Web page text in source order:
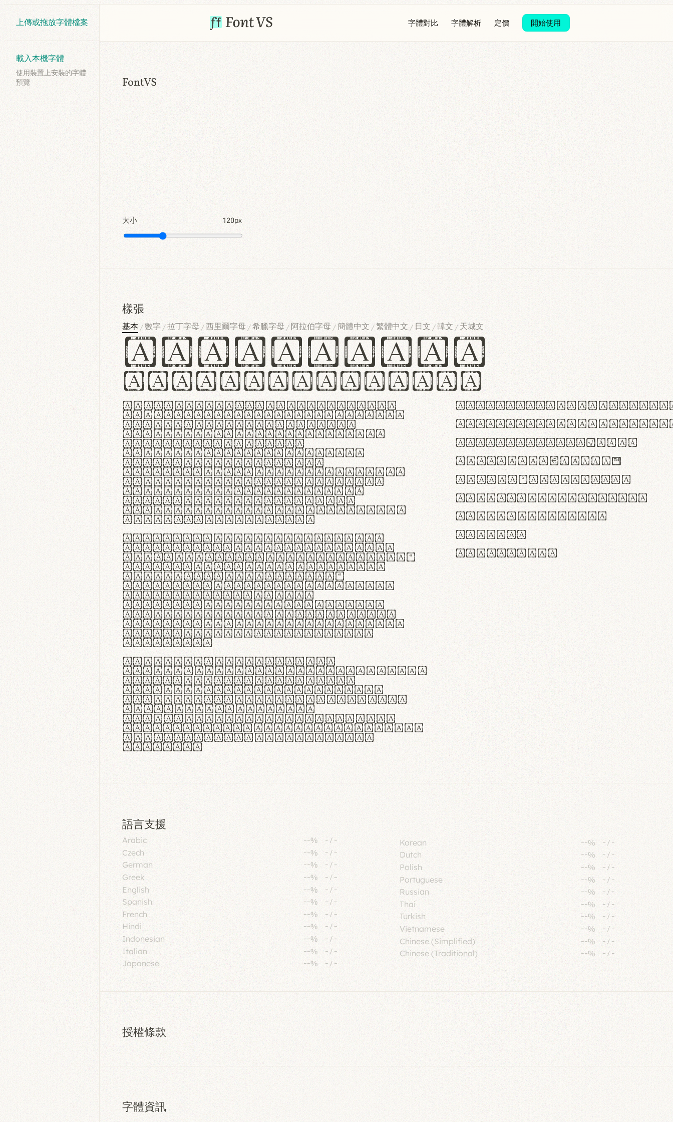
上傳或拖放字體檔案
載入本機字體
使用裝置上安裝的字體
預覽
字體對比 字體解析 定價 開始使用
FontVS
大小 120px
樣張
基本 /數字 /拉丁字母 /西里爾字母 /希臘字母 / 阿拉伯字母 /簡體中文 /繁體中文 / 日文 /韓文 / 天城文
Handgloves
Hamburgefontsiv
Lorem ipsum dolor sit amet,
consectetur adipiscing elit.
Handgloves ergonomia et
proteccio manus praestant,
texturae molles et
flexibilitas singulares.
Suspendisse potenti.
Vestibulum ante ipsum primis
in faucibus orci luctus et
ultrices posuere cubilia
curae; Praesent commodo
hendrerit diam, non vehicula
justo interdum vel.
Quisque nec purus lacinia,
fabrica gantuum artisanalis
meminit, ubi materia selecta—
sicut lana merino, butyrum
nappa, vel synthetics—
praecisione assuuntur. Duis
aute irure dolor in
reprehenderit in voluptate
velit esse cillum dolore eu
fugiat nulla pariatur. Fusce
id velit ut lectus varius
faucibus.
In thermoregulatione,
handgloves microfibra innovans
aut insulatione polaris
utuntur. Curabitur pretium
tincidunt lacus, non laoreet
lorem tempor vitae.
Pellentesque habitant morbi
tristique senectus et netus et
malesuada fames ac turpis
egestas.
#0123456789%+−×÷=±
<>()[]{}|€£$¥©®™
,.!?:;…~^*'"°&@/\
rn m cl d cj g vv w
Il1 Oo0 dbqp 8B
CO eoca
fontvs.com
語言支援
Arabic --% - / -
Czech
--% - / -
German
--% - / -
Greek
--% - /-
English
--% - / -
Spanish
--% -/ -
French
--% -/ -
Hindi
--% - / -
Indonesian
--% - / -
Italian
--% - / -
Japanese
--% - / -
Korean --% - / -
Dutch
--% - / -
Polish
--% - / -
Portuguese
--% - / -
Russian
--% -/ -
Thai
--% - / -
Turkish
--% - / -
Vietnamese
--% - / -
Chinese (Simplified)
--% - / -
Chinese (Traditional)
--% - / -
授權條款
字體資訊